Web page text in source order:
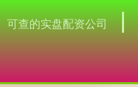
可查的实盘配资公司